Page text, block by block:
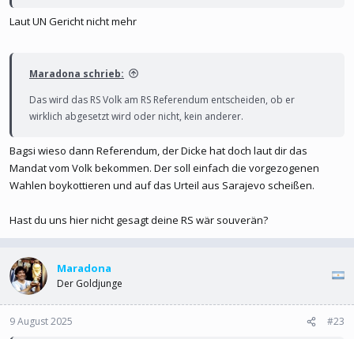
Laut UN Gericht nicht mehr
Maradona schrieb:
Das wird das RS Volk am RS Referendum entscheiden, ob er
wirklich abgesetzt wird oder nicht, kein anderer.
Bagsi wieso dann Referendum, der Dicke hat doch laut dir das
Mandat vom Volk bekommen. Der soll einfach die vorgezogenen
Wahlen boykottieren und auf das Urteil aus Sarajevo scheißen.
Hast du uns hier nicht gesagt deine RS wär souverän?
Maradona
Der Goldjunge
9 August 2025 #23